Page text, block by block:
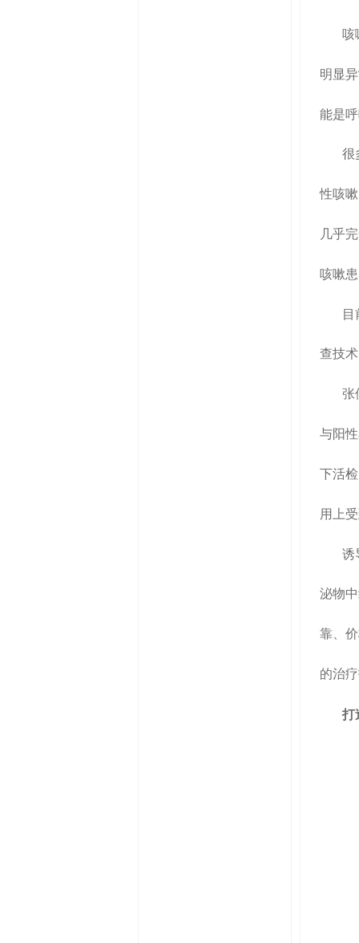
咳
明显
能是
很
性咳
几乎
咳嗽
查技
张
与阳
下活
用上
诱
泌物
靠、
的治
打